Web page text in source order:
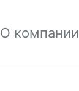
О компании